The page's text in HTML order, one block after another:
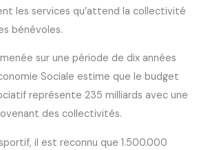
les services qu’attend la collectivité
bénévoles.
sur une période de dix années
Sociale estime que le budget
représente 235 milliards avec une
des collectivités.
il est reconnu que 1.500.000